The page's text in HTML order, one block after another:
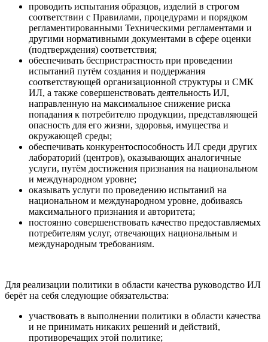
проводить испытания образцов, изделий в строгом
соответствии с Правилами, процедурами и порядком
регламентированными Техническими регламентами и
другими нормативными документами в сфере оценки
(подтверждения) соответствия;
обеспечивать беспристрастность при проведении
испытаний путём создания и поддержания
соответствующей организационной структуры и СМК
ИЛ, а также совершенствовать деятельность ИЛ,
направленную на максимальное снижение риска
попадания к потребителю продукции, представляющей
опасность для его жизни, здоровья, имущества и
окружающей среды;
обеспечивать конкурентоспособность ИЛ среди других
лабораторий (центров), оказывающих аналогичные
услуги, путём достижения признания на национальном
и международном уровне;
оказывать услуги по проведению испытаний на
национальном и международном уровне, добиваясь
максимального признания и авторитета;
постоянно совершенствовать качество предоставляемых
потребителям услуг, отвечающих национальным и
международным требованиям.
Для реализации политики в области качества руководство ИЛ
берёт на себя следующие обязательства:
участвовать в выполнении политики в области качества
и не принимать никаких решений и действий,
противоречащих этой политике;